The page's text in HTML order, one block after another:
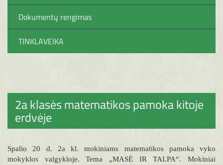
Dokumentų rengimas
TINKLAVEIKA
2a klasės matematikos pamoka kitoje
erdvėje
Spalio 20 d. 2a kl. mokiniams matematikos pamoka vyko
mokyklos valgykloje. Tema „MASĖ IR TALPA“. Mokiniai